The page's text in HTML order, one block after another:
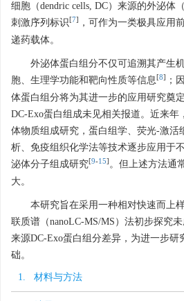
细胞（dendric cells, DC）来源的外泌体
刺激序列标识[7]
，可作为一类极具应用
递药载体。
外泌体蛋白组分不仅可追溯其产生
胞、生理学功能和靶向性质等信息[8]
；
体蛋白组分将为其进一步的应用研究奠
DC-Exo蛋白组成未见相关报道。近来
体物质组成研究，蛋白组学、荧光-激活
析、免疫组织化学法等技术逐步应用于
泌体分子组成研究[9-15] 。但上述方法通
大。
本研究旨在采用一种相对快速而上
联质谱（nanoLC-MS/MS）法初步探究
来源DC-Exo蛋白组分差异，为进一步研
础。
1. 材料与方法